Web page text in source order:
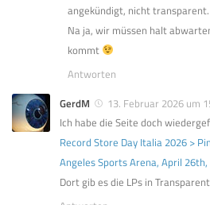
angekündigt, nicht transparent.
Na ja, wir müssen halt
kommt
Antworten
GerdM
13. Februar 2026 um
Ich habe die Seite doch
Record Store Day Italia 2026 >
Angeles Sports Arena, April
Dort gib es die LPs in